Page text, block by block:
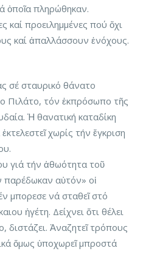
ὁποῖα πληρώθηκαν.
καί προειλημμένες πού ὄχι
καί ἀπαλλάσσουν ἐνόχους.
σέ σταυρικό θάνατο
Πιλάτο, τόν ἐκπρόσωπο τῆς
Ἡ θανατική καταδίκη
χωρίς τήν ἔγκριση
γιά τήν ἀθωότητα τοῦ
παρέδωκαν αὐτόν» οἱ
μπορεσε νά σταθεῖ στό
ἡγέτη. Δείχνει ὅτι θέλει
Ἀναζητεῖ τρόπους
ὅμως ὑποχωρεῖ μπροστά